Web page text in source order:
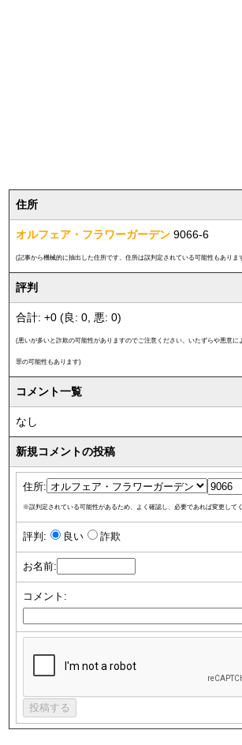
住所
オルフェア・フラワーガーデン 9066-6
(記事から機械的に抽出した住所です。住所は誤判定されている可能性もあり
評判
合計: +0 (良: 0, 悪: 0)
(悪いが多いと詐欺の可能性がありますのでご注意ください。いたずらや悪意に
罪の可能性もあります)
コメント一覧
なし
新規コメントの投稿
住所:
※誤判定されている可能性があるため、よく確認し、必要であれば変更して
評判: 良い 詐欺
お名前:
コメント: